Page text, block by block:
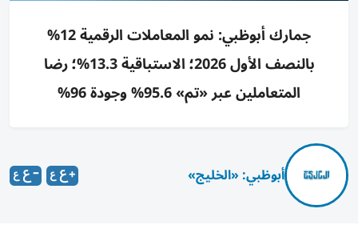
جمارك أبوظبي: نمو المعاملات الرقمية 12%
بالنصف الأول 2026؛ الاستباقية 13.3%؛ رضا
المتعاملين عبر «تم» 95.6% وجودة 96%
أبوظبي: «الخليج»